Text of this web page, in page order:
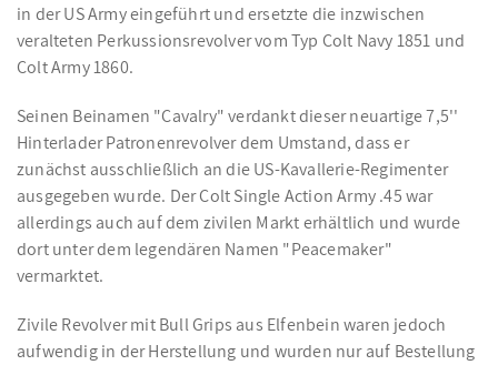
in der US Army eingeführt und ersetzte die inzwischen
veralteten Perkussionsrevolver vom Typ Colt Navy 1851 und
Colt Army 1860.
Seinen Beinamen "Cavalry" verdankt dieser neuartige 7,5''
Hinterlader Patronenrevolver dem Umstand, dass er
zunächst ausschließlich an die US-Kavallerie-Regimenter
ausgegeben wurde. Der Colt Single Action Army .45 war
allerdings auch auf dem zivilen Markt erhältlich und wurde
dort unter dem legendären Namen "Peacemaker"
vermarktet.
Zivile Revolver mit Bull Grips aus Elfenbein waren jedoch
aufwendig in der Herstellung und wurden nur auf Bestellung